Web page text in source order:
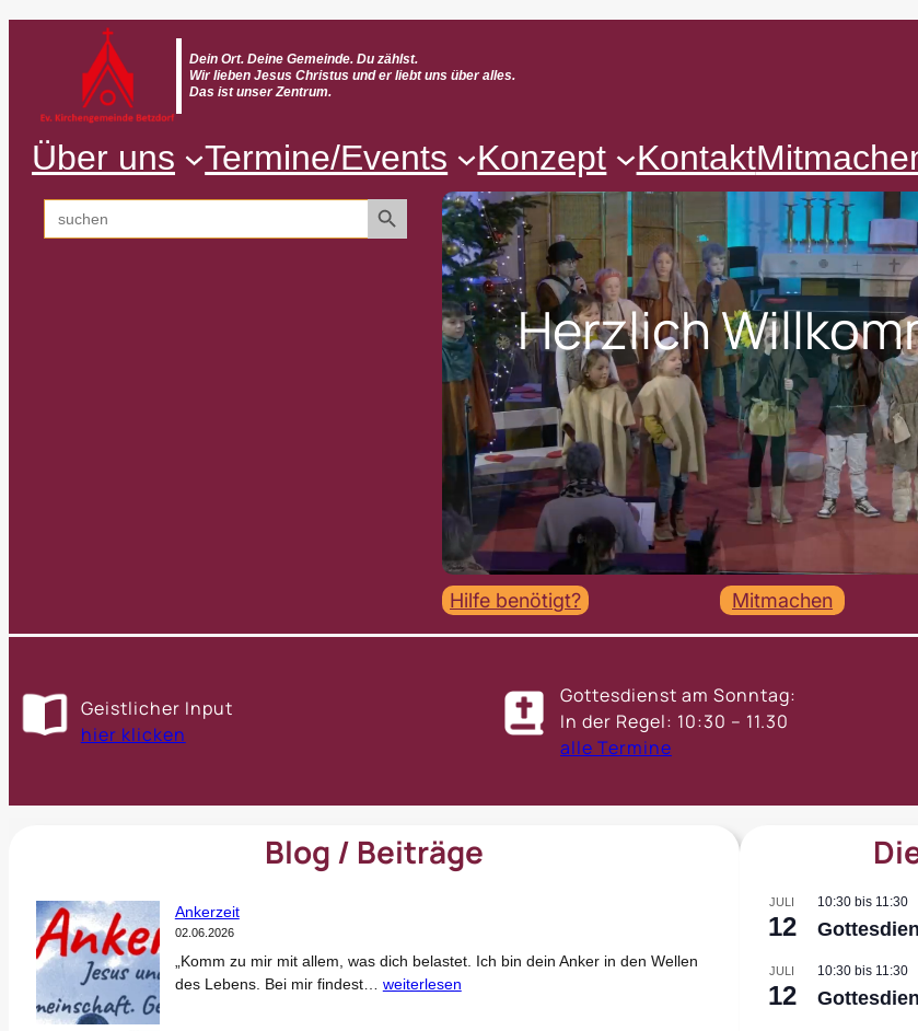
Dein Ort. Deine Gemeinde. Du zählst.
Wir lieben Jesus Christus und er liebt uns über alles.
Das ist unser Zentrum.
Über uns Termine/Events Konzept Kontakt
for:
Search Button
Herzlich
Hilfe benötigt? Mitmachen
Geistlicher Input
hier klicken
Gottesdienst am Sonntag:
In der Regel: 10:30 – 11.30
alle Termine
Blog / Beiträge
Ankerzeit
02.06.2026
„Komm zu mir mit allem, was dich belastet. Ich bin dein Anker in den Wellen
des Lebens. Bei mir findest… A
weiterlesen
JULI
12
10:30bis 11:30
JULI
12
10:30bis 11:30